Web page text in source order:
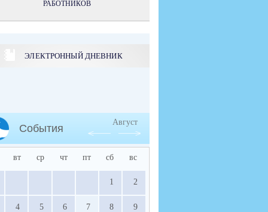
РАБОТНИКОВ
ЭЛЕКТРОННЫЙ ДНЕВНИК
События
Август
вт ср чт пт сб вс
1 2
4 5 6 7 8 9